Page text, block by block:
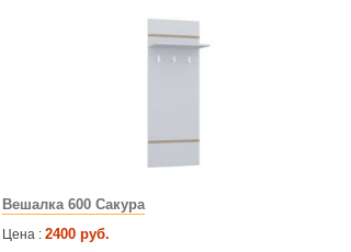
Вешалка 600 Сакура
Цена : 2400 руб.